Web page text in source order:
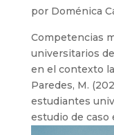
por Doménica
Competencias
universitarios
en el contexto
Paredes, M.
estudiantes
estudio de caso